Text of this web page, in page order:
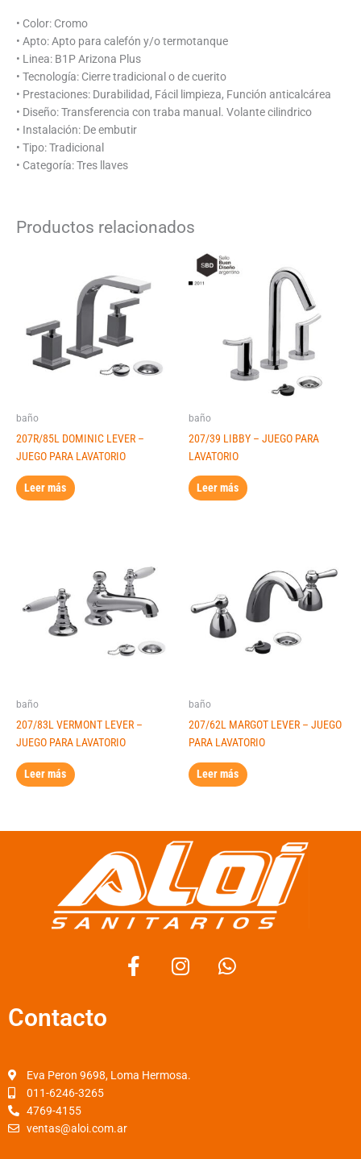
• Color: Cromo
• Apto: Apto para calefón y/o termotanque
• Linea: B1P Arizona Plus
• Tecnología: Cierre tradicional o de cuerito
• Prestaciones: Durabilidad, Fácil limpieza, Función anticalcárea
• Diseño: Transferencia con traba manual. Volante cilindrico
• Instalación: De embutir
• Tipo: Tradicional
• Categoría: Tres llaves
Productos relacionados
baño
207R/85L DOMINIC LEVER –
JUEGO PARA LAVATORIO
Leer más
baño
207/39 LIBBY – JUEGO PARA
LAVATORIO
Leer más
baño
207/83L VERMONT LEVER –
JUEGO PARA LAVATORIO
Leer más
baño
207/62L MARGOT LEVER – JUEGO
PARA LAVATORIO
Leer más
F
a
o
I
n
r
W
h
Contacto
Eva Peron 9698, Loma Hermosa.
011-6246-3265
4769-4155
ventas@aloi.com.ar